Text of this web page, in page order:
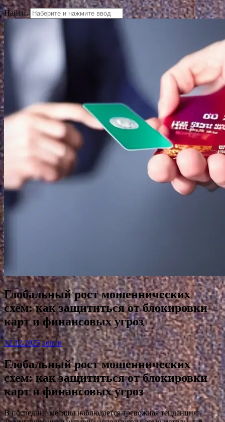
Найти:
Глобальный рост мошеннических
схем: как защититься от блокировки
карт и финансовых угроз
12.12.2025 admin
Глобальный рост мошеннических
схем: как защититься от блокировки
карт и финансовых угроз
В последние месяцы наблюдается тревожная тенденция: